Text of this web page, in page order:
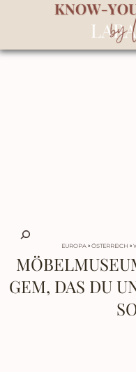
EUROPA»ÖSTERREICH »
GEM, DAS DU